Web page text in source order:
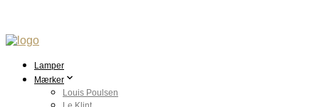
Lamper
Mærker
Louis Poulsen